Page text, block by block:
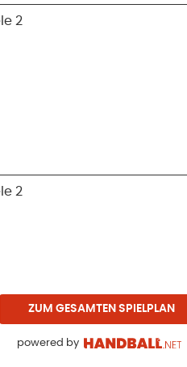
2
2
ZUM GESAMTEN SPIELPLAN
powered by